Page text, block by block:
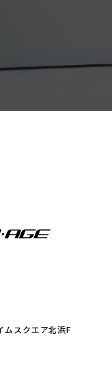
スクエア北浜F